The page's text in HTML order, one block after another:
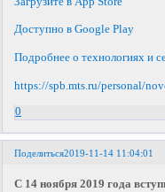
Доступно в Google Play
Подробнее о технологиях и
https://spb.mts.ru/personal/
0
Поделиться2019-11-14 11:04:01
С 14 ноября 2019 года